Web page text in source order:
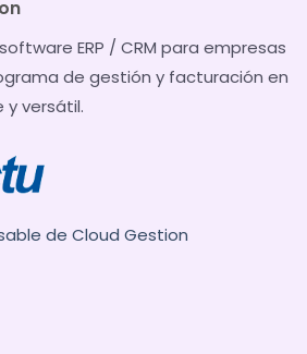
ERP / CRM para empresas
de gestión y facturación en
y versátil.
de Cloud Gestion